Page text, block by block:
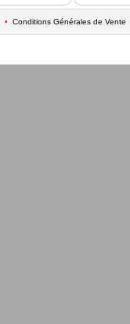
• Conditions Générales de Vente